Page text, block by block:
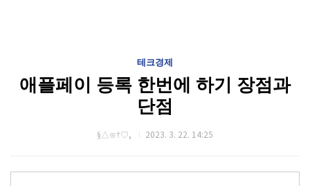
테크경제
애플페이 등록 한번에 하기 장점과
단점
§△⊙†♡, 2023. 3. 22. 14:25